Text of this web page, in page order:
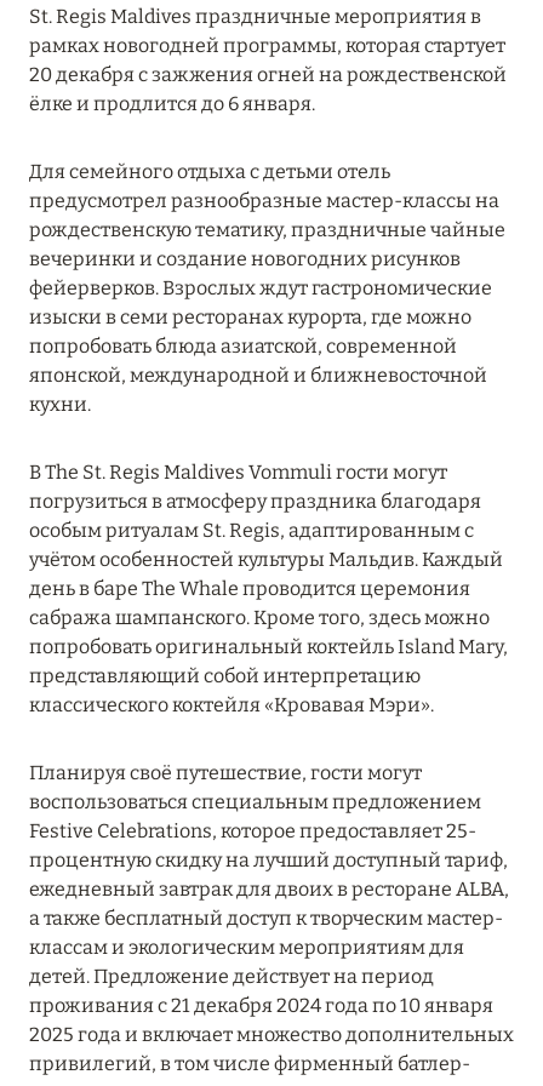
MARCH GRAND ESCAPE: ПРЕДЛОЖЕНИЕ ОТ Á
LA CARTE PREMIUM ПО ОТЕЛЮ WALDORF
ASTORIA MALDIVES ITHAAFUSHI, МАЛЬДИВЫ
12 ноября 2025
MANDARIN ORIENTAL JUMEIRA — SUITE
NOVEMBER
Подробнее
13 мая 2025
DUBAI AT JUMEIRAH BEACH ПО ЛУЧШИМ
ЦЕНАМ
Подробнее
04 апреля 2025
ATLANTIS THE PALM: НОВЫЙ ПАКЕТ
НАПИТКОВ ДЛЯ HB И FB
13 февраля 2025
MANDARIN ORIENTAL JUMEIRA, DUBAI:
СКИДКИ ДО 30 % ОТ СУММЫ КОНТРАКТА НА
РАЗМЕЩЕНИЕ ВЕСНОЙ
Подробнее
11 декабря 2024
St. Regis Maldives праздничные мероприятия в
рамках новогодней программы, которая стартует
20 декабря с зажжения огней на рождественской
ёлке и продлится до 6 января.
Для семейного отдыха с детьми отель
предусмотрел разнообразные мастер-классы на
рождественскую тематику, праздничные чайные
вечеринки и создание новогодних рисунков
фейерверков. Взрослых ждут гастрономические
изыски в семи ресторанах курорта, где можно
попробовать блюда азиатской, современной
японской, международной и ближневосточной
кухни.
В The St. Regis Maldives Vommuli гости могут
погрузиться в атмосферу праздника благодаря
особым ритуалам St. Regis, адаптированным с
учётом особенностей культуры Мальдив. Каждый
день в баре The Whale проводится церемония
сабража шампанского. Кроме того, здесь можно
попробовать оригинальный коктейль Island Mary,
представляющий собой интерпретацию
классического коктейля «Кровавая Мэри».
Планируя своё путешествие, гости могут
воспользоваться специальным предложением
Festive Celebrations, которое предоставляет 25-
процентную скидку на лучший доступный тариф,
ежедневный завтрак для двоих в ресторане ALBA,
а также бесплатный доступ к творческим мастер-
классам и экологическим мероприятиям для
детей. Предложение действует на период
проживания с 21 декабря 2024 года по 10 января
2025 года и включает множество дополнительных
привилегий, в том числе фирменный батлер-